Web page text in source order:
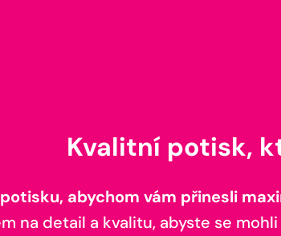
Kvalitní potisk,
abychom vám přinesli
na detail a kvalitu, abyste se